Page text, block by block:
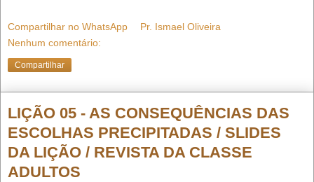
Compartilhar no WhatsApp
Pr. Ismael Oliveira
Nenhum comentário:
Compartilhar
LIÇÃO 05 - AS CONSEQUÊNCIAS DAS
ESCOLHAS PRECIPITADAS / SLIDES
DA LIÇÃO / REVISTA DA CLASSE
ADULTOS